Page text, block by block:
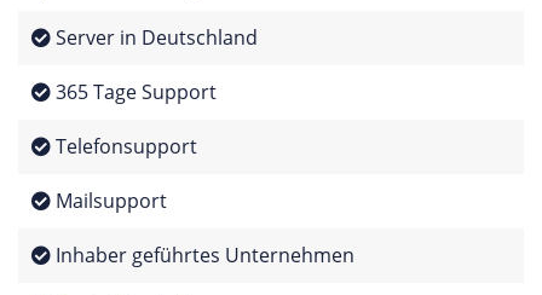
Server in Deutschland
365 Tage Support
Telefonsupport
Mailsupport
Inhaber geführtes Unternehmen